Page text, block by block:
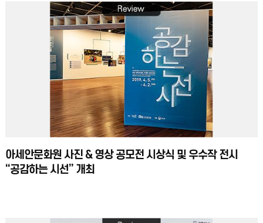
아세안문화원 사진 & 영상 공모전 시상식 및 우수작 전시
“공감하는 시선” 개최